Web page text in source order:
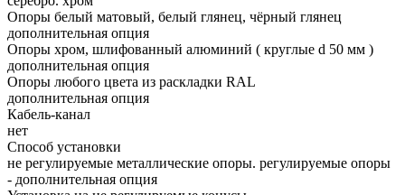
Опоры белый матовый, белый глянец, чёрный глянец
дополнительная опция
Опоры хром, шлифованный алюминий ( круглые d 50 мм )
дополнительная опция
Опоры любого цвета из раскладки RAL
дополнительная опция
Кабель-канал
нет
Способ установки
не регулируемые металлические опоры. регулируемые опоры
- дополнительная опция